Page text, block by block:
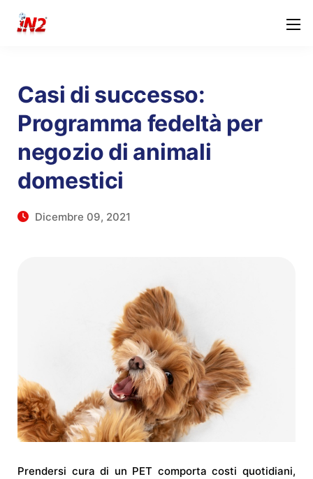
Casi di successo:
Programma fedeltà per
negozio di animali
domestici
Dicembre 09, 2021
Prendersi cura di un PET comporta costi quotidiani,